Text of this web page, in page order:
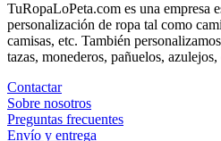
TuRopaLoPeta.com es una empresa
personalización de ropa tal como
camisas, etc. También
tazas, monederos, pañuelos, azulejos,
Contactar
Sobre nosotros
Preguntas frecuentes
Envío y entrega